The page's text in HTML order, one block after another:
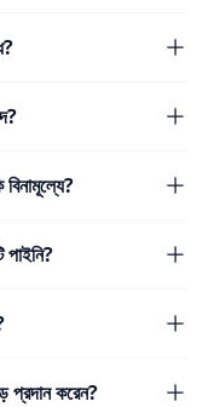
প্রদান করেন?